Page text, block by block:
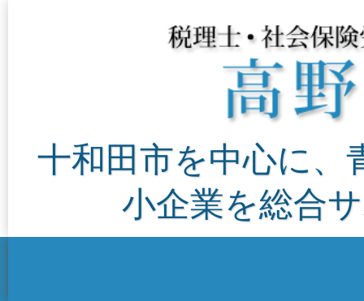
十和田市を中心に、
小企業を総合